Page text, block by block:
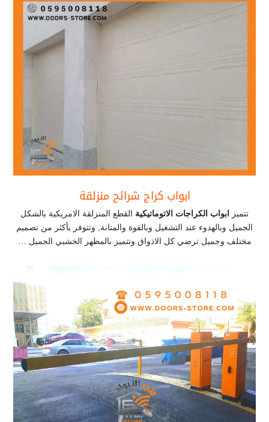
ابواب كراج شرائح منزلقة
تتميز ابواب الكراجات الاتوماتيكية القطع المنزلقة الامريكية بالشكل
الجميل وبالهدوء عند التشغيل وبالقوة والمتانة, وتتوفر بأكثر من تصميم
مختلف وجميل ترضي كل الاذواق وتتميز بالمظهر الخشبي الجميل …